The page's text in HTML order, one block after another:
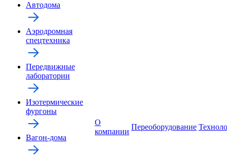
Автодома
Аэродромная
спецтехника
Передвижные
лаборатории
Изотермические
фургоны
Вагон-дома
О
компании
Переоборудование